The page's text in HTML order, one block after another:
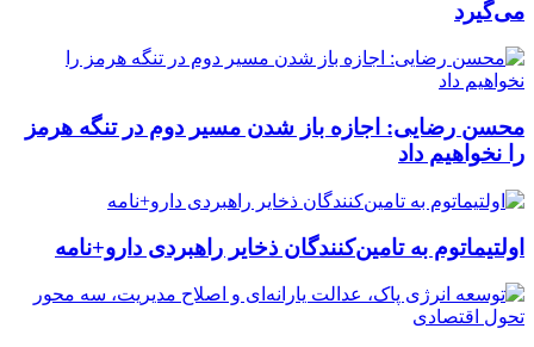
می‌گیرد
محسن رضایی: اجازه باز شدن مسیر دوم در تنگه هرمز
را نخواهیم داد
اولتیماتوم به تامین‌کنندگان ذخایر راهبردی دارو+نامه